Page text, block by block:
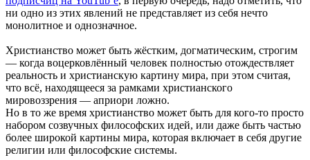
ни одно из этих явлений не представляет из себя нечто
монолитное и однозначное.
Христианство может быть жёстким, догматическим, строгим
— когда воцерковлённый человек полностью отождествляет
реальность и хриcтианскую картину мира, при этом считая,
что всё, находящееся за рамками христианского
мировоззрения — априори ложно.
Но в то же время христианство может быть для кого-то просто
набором созвучных философских идей, или даже быть частью
более широкой картины мира, которая включает в себя другие
религии или философские системы.